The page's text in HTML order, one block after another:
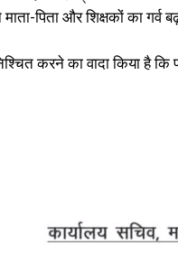
पिता और शिक्षकों का गर्व
करने का वादा किया है कि